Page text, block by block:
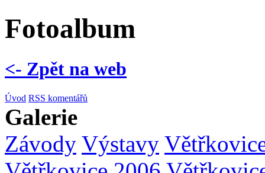
Fotoalbum
<- Zpět na web
Úvod RSS komentářů
Galerie
Závody Výstavy